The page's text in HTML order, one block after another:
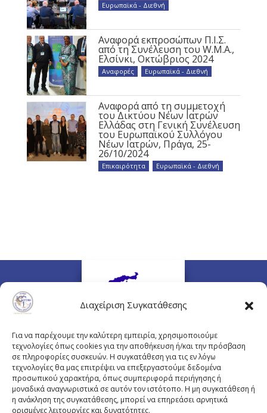
Διαχείριση Συγκατάθεσης
Για να παρέχουμε την καλύτερη εμπειρία, χρησιμοποιούμε
τεχνολογίες όπως cookies για την αποθήκευση ή/και την πρόσβαση
σε πληροφορίες συσκευών. Η συγκατάθεση για τις εν λόγω
τεχνολογίες θα μας επιτρέψει να επεξεργαστούμε δεδομένα
προσωπικού χαρακτήρα, όπως συμπεριφορά περιήγησης ή
μοναδικά αναγνωριστικά σε αυτόν τον ιστότοπο. Η μη συγκατάθεση ή
η ανάκληση της συγκατάθεσης, μπορεί να επηρεάσει αρνητικά
ορισμένες λειτουργίες και δυνατότητες.
Ευρωπαϊκά - Διεθνή
Αναφορά εκπροσώπων Π.Ι.Σ.
από τη Συνέλευση του W.M.A.,
Ελσίνκι, Οκτώβριος 2024
Αναφορές Ευρωπαϊκά - Διεθνή
Αναφορά από τη συμμετοχή
του Δικτύου Νέων Ιατρών
Ελλάδας στη Γενική Συνέλευση
του Ευρωπαϊκού Συλλόγου
Νέων Ιατρών, Πράγα, 25-
26/10/2024
Επικαιρότητα Ευρωπαϊκά - Διεθνή
Πλουτάρχου 3, 10675 Αθήνα
Email επικοινωνίας:pisinfo@pis.gr